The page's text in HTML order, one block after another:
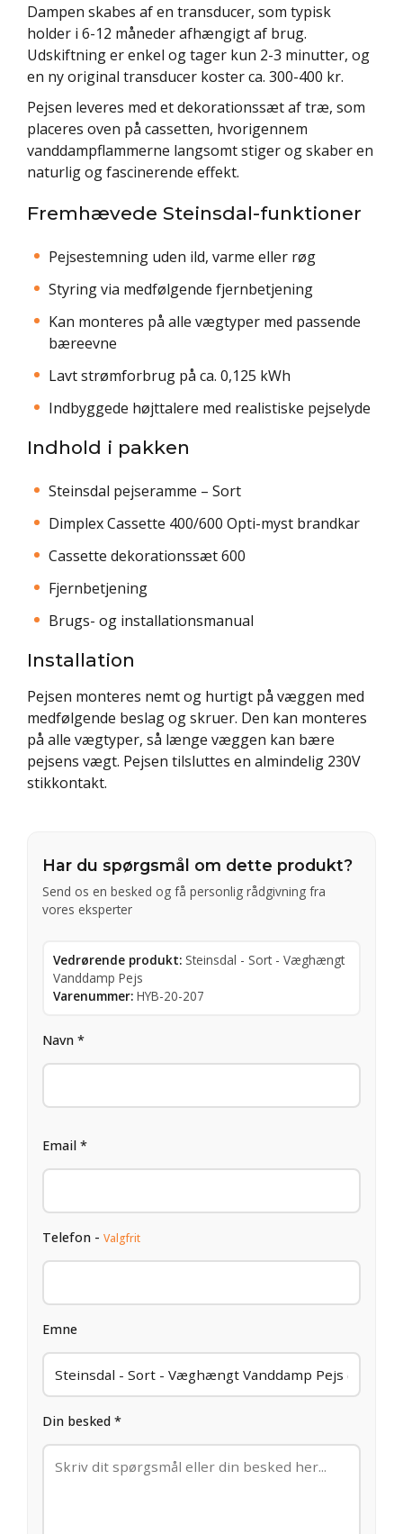
Dampen skabes af en transducer, som typisk
holder i 6-12 måneder afhængigt af brug.
Udskiftning er enkel og tager kun 2-3 minutter, og
en ny original transducer koster ca. 300-400 kr.
Pejsen leveres med et dekorationssæt af træ, som
placeres oven på cassetten, hvorigennem
vanddampflammerne langsomt stiger og skaber en
naturlig og fascinerende effekt.
Fremhævede Steinsdal-funktioner
Pejsestemning uden ild, varme eller røg
Styring via medfølgende fjernbetjening
Kan monteres på alle vægtyper med passende
bæreevne
Lavt strømforbrug på ca. 0,125 kWh
Indbyggede højttalere med realistiske pejselyde
Indhold i pakken
Steinsdal pejseramme – Sort
Dimplex Cassette 400/600 Opti-myst brandkar
Cassette dekorationssæt 600
Fjernbetjening
Brugs- og installationsmanual
Installation
Pejsen monteres nemt og hurtigt på væggen med
medfølgende beslag og skruer. Den kan monteres
på alle vægtyper, så længe væggen kan bære
pejsens vægt. Pejsen tilsluttes en almindelig 230V
stikkontakt.
Har du spørgsmål om dette produkt?
Send os en besked og få personlig rådgivning fra
vores eksperter
Vedrørende produkt: Steinsdal - Sort - Væghængt
Vanddamp Pejs
Varenummer: HYB-20-207
Navn *
Email *
Telefon - Valgfrit
Emne
Din besked *